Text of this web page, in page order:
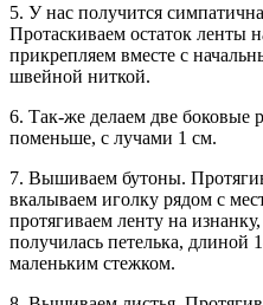
5. У нас получится
Протаскиваем остаток ленты
прикрепляем вместе с
швейной ниткой.
6. Так-же делаем две боковые
поменьше, с лучами 1 см.
7. Вышиваем бутоны.
вкалываем иголку рядом с
протягиваем ленту на
получилась петелька, длиной
маленьким стежком.